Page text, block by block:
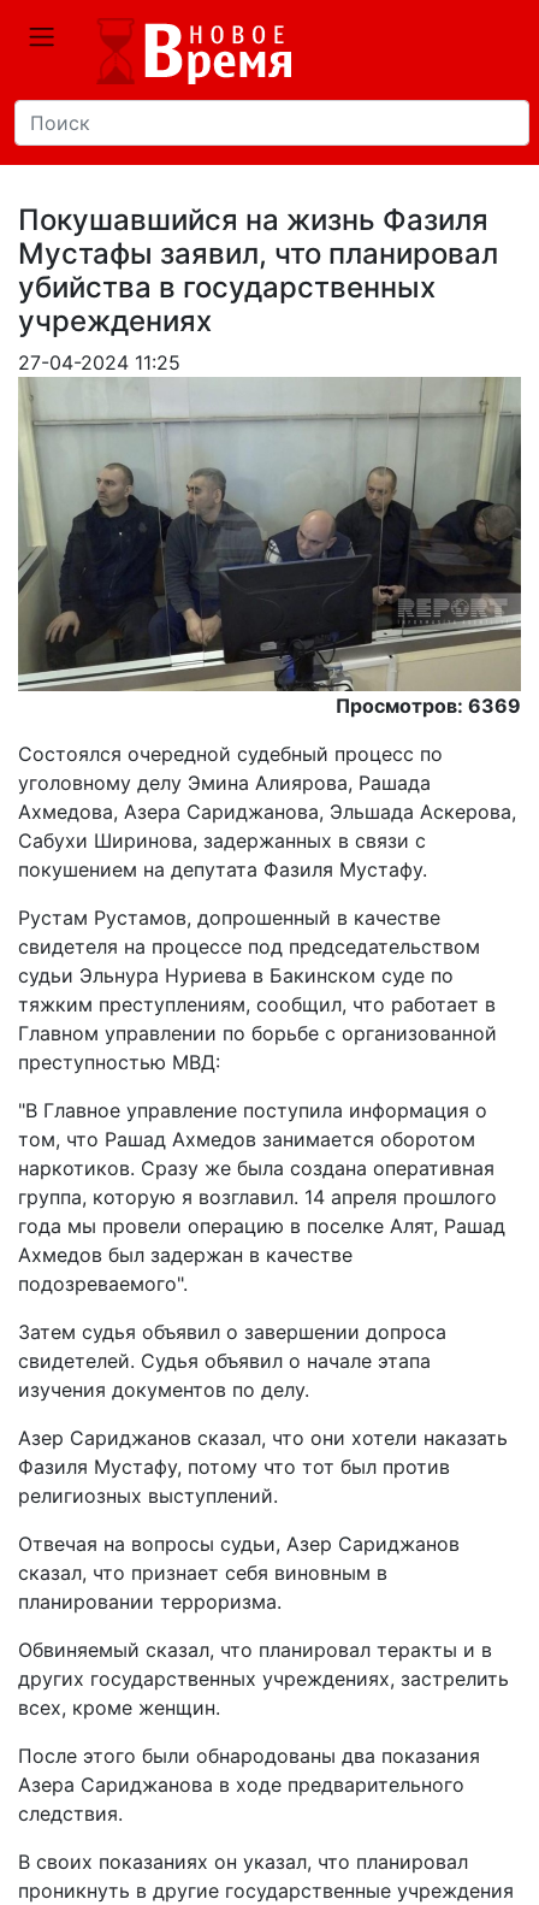
Покушавшийся на жизнь Фазиля
Мустафы заявил, что планировал
убийства в государственных
учреждениях
27-04-2024 11:25
Просмотров: 6369
Состоялся очередной судебный процесс по
уголовному делу Эмина Алиярова, Рашада
Ахмедова, Азера Сариджанова, Эльшада Аскерова,
Сабухи Ширинова, задержанных в связи с
покушением на депутата Фазиля Мустафу.
Рустам Рустамов, допрошенный в качестве
свидетеля на процессе под председательством
судьи Эльнура Нуриева в Бакинском суде по
тяжким преступлениям, сообщил, что работает в
Главном управлении по борьбе с организованной
преступностью МВД:
"В Главное управление поступила информация о
том, что Рашад Ахмедов занимается оборотом
наркотиков. Сразу же была создана оперативная
группа, которую я возглавил. 14 апреля прошлого
года мы провели операцию в поселке Алят, Рашад
Ахмедов был задержан в качестве
подозреваемого".
Затем судья объявил о завершении допроса
свидетелей. Судья объявил о начале этапа
изучения документов по делу.
Азер Сариджанов сказал, что они хотели наказать
Фазиля Мустафу, потому что тот был против
религиозных выступлений.
Отвечая на вопросы судьи, Азер Сариджанов
сказал, что признает себя виновным в
планировании терроризма.
Обвиняемый сказал, что планировал теракты и в
других государственных учреждениях, застрелить
всех, кроме женщин.
После этого были обнародованы два показания
Азера Сариджанова в ходе предварительного
следствия.
В своих показаниях он указал, что планировал
проникнуть в другие государственные учреждения